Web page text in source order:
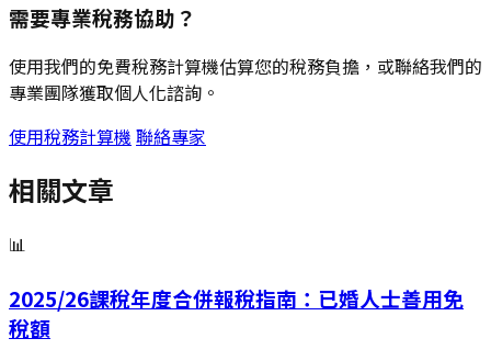
需要專業稅務協助？
使用我們的免費稅務計算機估算您的稅務負擔，或聯絡我們的
專業團隊獲取個人化諮詢。
使用稅務計算機 聯絡專家
相關文章
📊
2025/26課稅年度合併報稅指南：已婚人士善用免
稅額